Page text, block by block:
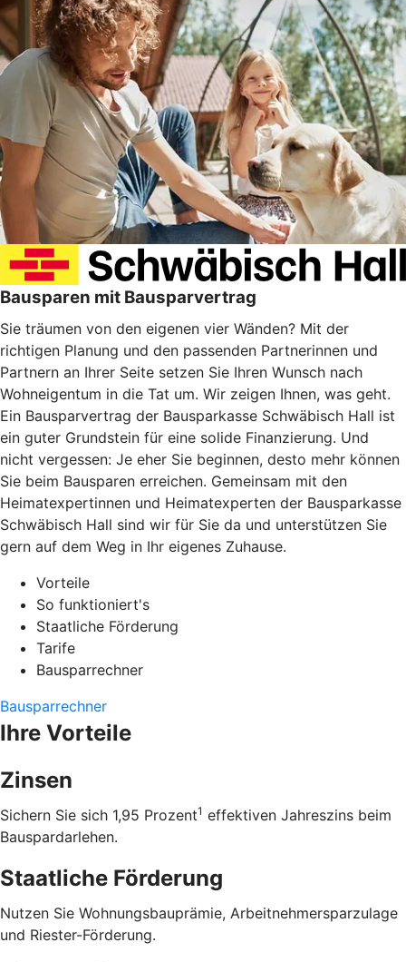
Bausparen mit Bausparvertrag
Sie träumen von den eigenen vier Wänden? Mit der
richtigen Planung und den passenden Partnerinnen und
Partnern an Ihrer Seite setzen Sie Ihren Wunsch nach
Wohneigentum in die Tat um. Wir zeigen Ihnen, was geht.
Ein Bausparvertrag der Bausparkasse Schwäbisch Hall ist
ein guter Grundstein für eine solide Finanzierung. Und
nicht vergessen: Je eher Sie beginnen, desto mehr können
Sie beim Bausparen erreichen. Gemeinsam mit den
Heimatexpertinnen und Heimatexperten der Bausparkasse
Schwäbisch Hall sind wir für Sie da und unterstützen Sie
gern auf dem Weg in Ihr eigenes Zuhause.
Vorteile
So funktioniert's
Staatliche Förderung
Tarife
Bausparrechner
Bausparrechner
Ihre Vorteile
Zinsen
Sichern Sie sich 1,95 Prozent1 effektiven Jahreszins beim
Bauspardarlehen.
Staatliche Förderung
Nutzen Sie Wohnungsbauprämie, Arbeitnehmersparzulage
und Riester-Förderung.